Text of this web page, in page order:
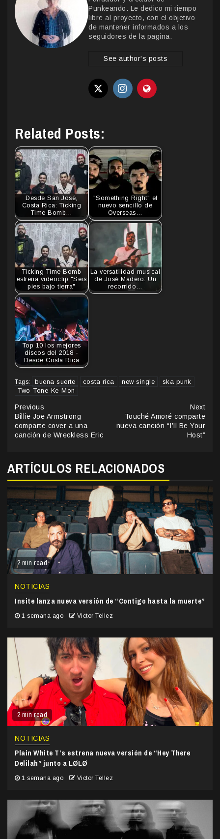
Punkeando. Le dedico mi tiempo
libre al proyecto, con el objetivo
de mantener informados a los
seguidores de la pagina.
See author's posts
Related Posts:
Desde San José,
Costa Rica: Ticking
Time Bomb…
"Something Right" el
nuevo sencillo de
Overseas…
Ticking Time Bomb
estrena videoclip "Seis
pies bajo tierra"
La versatilidad musical
de José Madero: Un
recorrido…
Top 10 los mejores
discos del 2018 -
Desde Costa Rica
Tags: buena suerte costa rica new single
ska punk
Two-Tone-Ke-Mon
Continue
Reading
Previous
Billie Joe Armstrong
comparte cover a una
canción de Wreckless Eric
Next
Touché Amoré comparte
nueva canción “I’ll Be Your
Host”
ARTÍCULOS RELACIONADOS
2 min read
NOTICIAS
Insite lanza nueva versión de “Contigo hasta la muerte”
1 semana ago Victor Tellez
2 min read
NOTICIAS
Plain White T’s estrena nueva versión de “Hey There
Delilah” junto a LØLØ
1 semana ago Victor Tellez